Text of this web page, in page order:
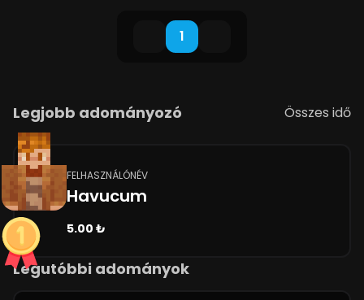
1
Legjobb adományozó Összes idő
FELHASZNÁLÓNÉV
Havucum
5.00 ₺
Legutóbbi adományok